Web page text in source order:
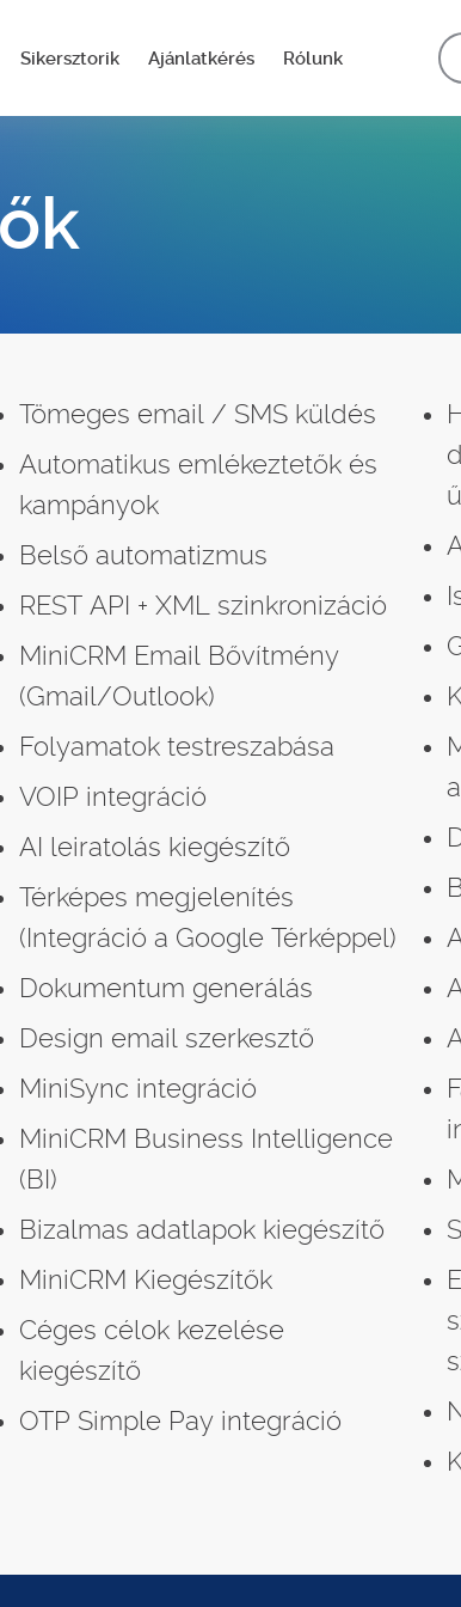
Sikersztorik Ajánlatkérés Rólunk
Tömeges email / SMS küldés
Automatikus emlékeztetők és
kampányok
Belső automatizmus
REST API + XML szinkronizáció
MiniCRM Email Bővítmény
(Gmail/Outlook)
Folyamatok testreszabása
VOIP integráció
AI leiratolás kiegészítő
Térképes megjelenítés
(Integráció a Google Térképpel)
Dokumentum generálás
Design email szerkesztő
MiniSync integráció
MiniCRM Business Intelligence
(BI)
Bizalmas adatlapok kiegészítő
MiniCRM Kiegészítők
Céges célok kezelése
kiegészítő
OTP Simple Pay integráció